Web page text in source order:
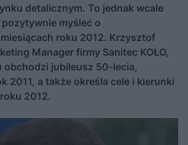
detalicznym. To jednak wcale
myśleć o
roku 2012. Krzysztof
Manager firmy Sanitec KOŁO,
obchodzi jubileusz 50-lecia,
2011, a także określa cele i kierunki
2012.